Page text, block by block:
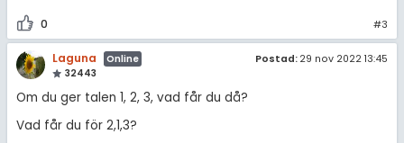
0 #3
Laguna
Online
32443
Postad: 29 nov 2022 13:45
Om du ger talen 1, 2, 3, vad får du då?
Vad får du för 2,1,3?